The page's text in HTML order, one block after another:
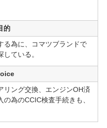
的
る為に、コマツブランドで
ている。
リング交換、エンジンOH済
為のCCIC検査手続きも、